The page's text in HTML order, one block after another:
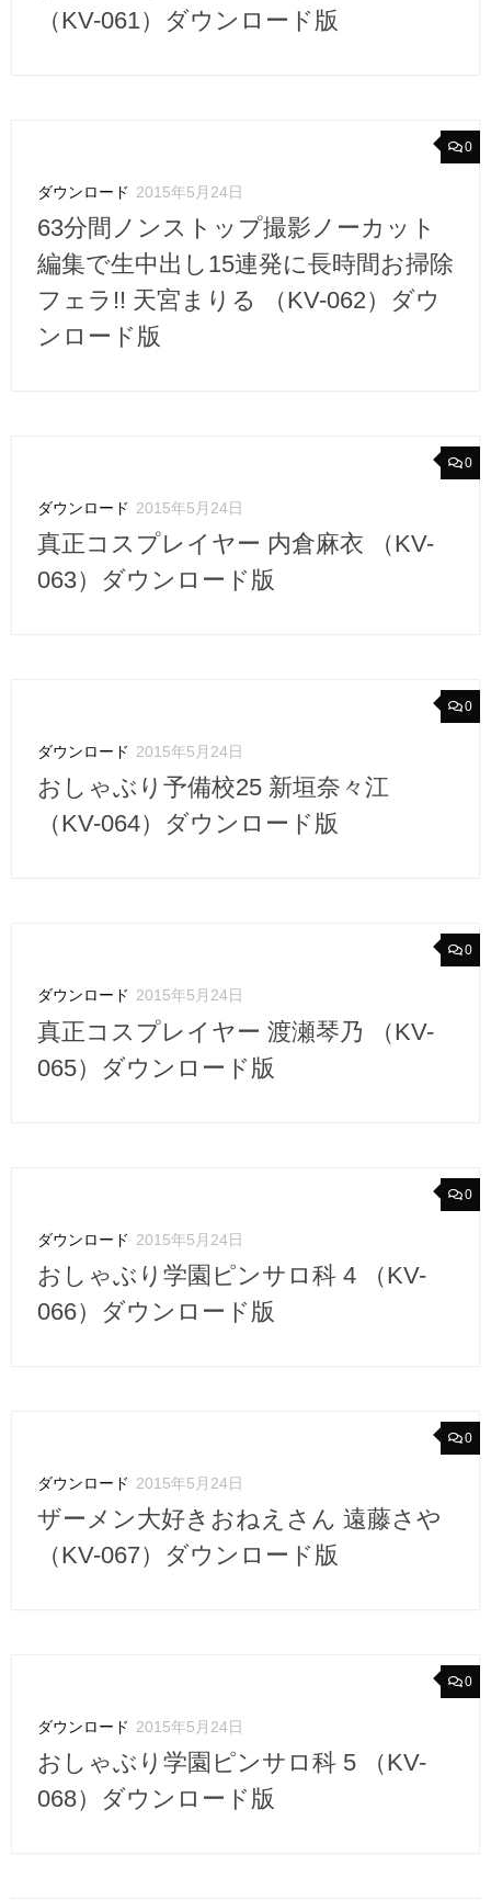
（KV-061）ダウンロード版
0
ダウンロード 2015年5月24日
63分間ノンストップ撮影ノーカット
編集で生中出し15連発に長時間お掃除
フェラ!! 天宮まりる （KV-062）ダウ
ンロード版
0
ダウンロード 2015年5月24日
真正コスプレイヤー 内倉麻衣 （KV-
063）ダウンロード版
0
ダウンロード 2015年5月24日
おしゃぶり予備校25 新垣奈々江
（KV-064）ダウンロード版
0
ダウンロード 2015年5月24日
真正コスプレイヤー 渡瀬琴乃 （KV-
065）ダウンロード版
0
ダウンロード 2015年5月24日
おしゃぶり学園ピンサロ科 4 （KV-
066）ダウンロード版
0
ダウンロード 2015年5月24日
ザーメン大好きおねえさん 遠藤さや
（KV-067）ダウンロード版
0
ダウンロード 2015年5月24日
おしゃぶり学園ピンサロ科 5 （KV-
068）ダウンロード版